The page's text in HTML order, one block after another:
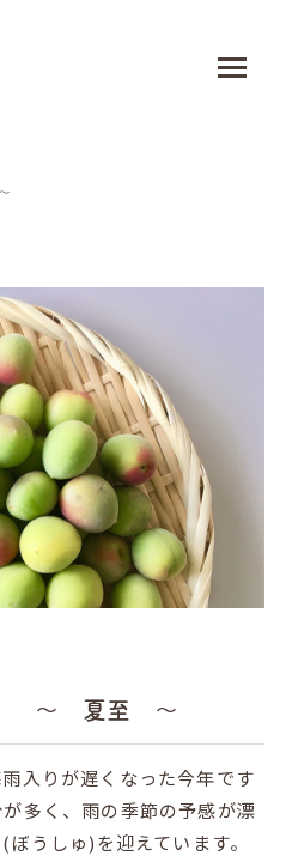
夏至 ～
入りが遅くなった今年です
多く、雨の季節の予感が漂
うしゅ)を迎えています。